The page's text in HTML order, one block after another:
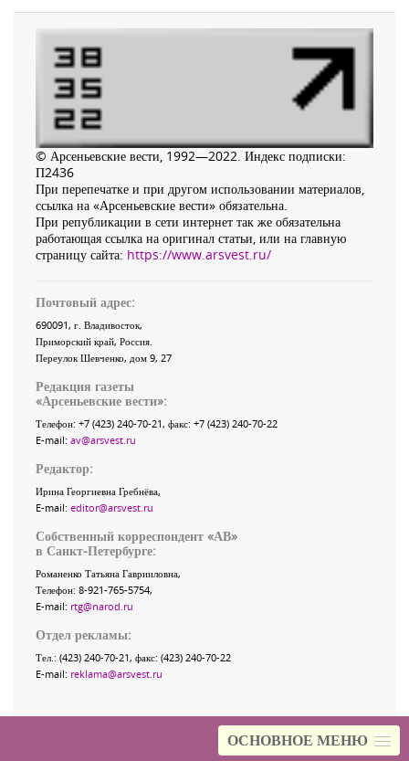
ОСНОВНОЕ МЕНЮ
© Арсеньевские вести, 1992—2022. Индекс подписки:
П2436
При перепечатке и при другом использовании материалов,
ссылка на «Арсеньевские вести» обязательна.
При републикации в сети интернет так же обязательна
работающая ссылка на оригинал статьи, или на главную
страницу сайта: https://www.arsvest.ru/
Почтовый адрес:
690091, г. Владивосток,
Приморский край, Россия
Переулок Шевченко, дом 9, 27
Редакция газеты
«Арсеньевские вести»:
Телефон: +7 (423) 240-70-21, факс: +7 (423) 240-70-22
E-mail: av@arsvest.ru
Редактор:
Ирина Георгиевна Гребнёва,
E-mail: editor@arsvest.ru
Собственный корреспондент «АВ»
в Санкт-Петербурге:
Романенко Татьяна Гаврииловна,
Телефон: 8-921-765-5754,
E-mail: rtg@narod.ru
Отдел рекламы:
Тел.: (423) 240-70-21, факс: (423) 240-70-22
E-mail: reklama@arsvest.ru